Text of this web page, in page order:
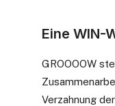
Eine WIN-
GROOOOW
Verzahnung